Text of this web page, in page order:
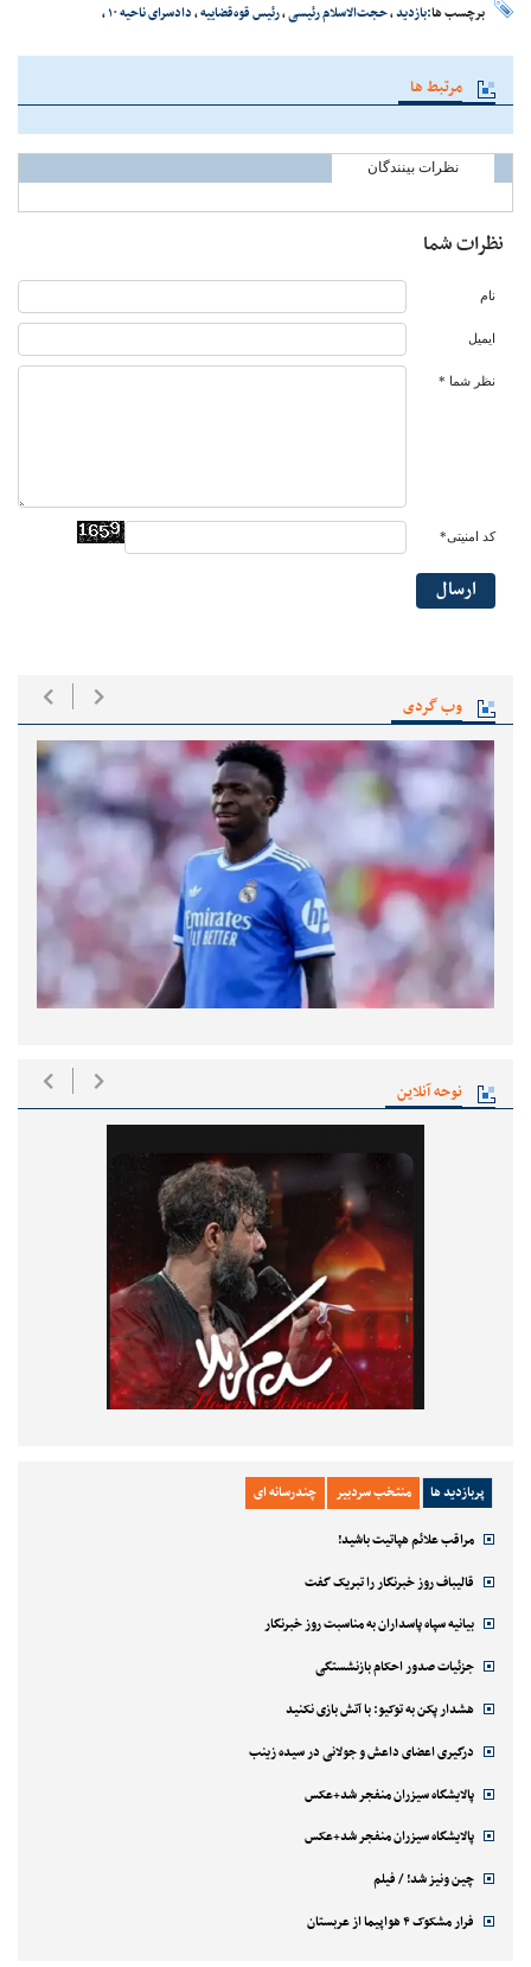
وب گردی
نوحه آنلاین
پربازدید ها منتخب سردبیر چندرسانه ای
مراقب علائم هپاتیت باشید!
قالیباف روز خبرنگار را تبریک گفت
بیانیه سپاه پاسداران به مناسبت روز خبرنگار
جزئیات صدور احکام بازنشستگی
هشدار پکن به توکیو: با آتش بازی نکنید
درگیری اعضای داعش و جولانی در سیده زینب
پالایشگاه سیزران منفجر شد+عکس
پالایشگاه سیزران منفجر شد+عکس
چین ونیز شد! / فیلم
فرار مشکوک ۴ هواپیما از عربستان
برچسب ها:بازدید،حجت‌الاسلام رئیسی،رئیس قوه‌قضاییه،دادسرای ناحیه ۱۰ ،
مرتبط ها
نظرات بینندگان
نظرات شما
نام
ایمیل
نظر شما *
کد امنیتی*
ارسال